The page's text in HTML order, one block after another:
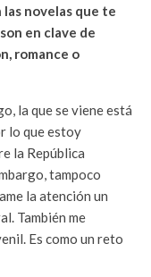
novelas que te
en clave de
romance o
la que se viene está
lo que estoy
la República
tampoco
la atención un
También me
Es como un reto